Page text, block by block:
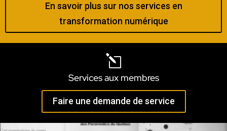
En savoir plus sur nos services en
transformation numérique
l
Services aux membres
Faire une demande de service